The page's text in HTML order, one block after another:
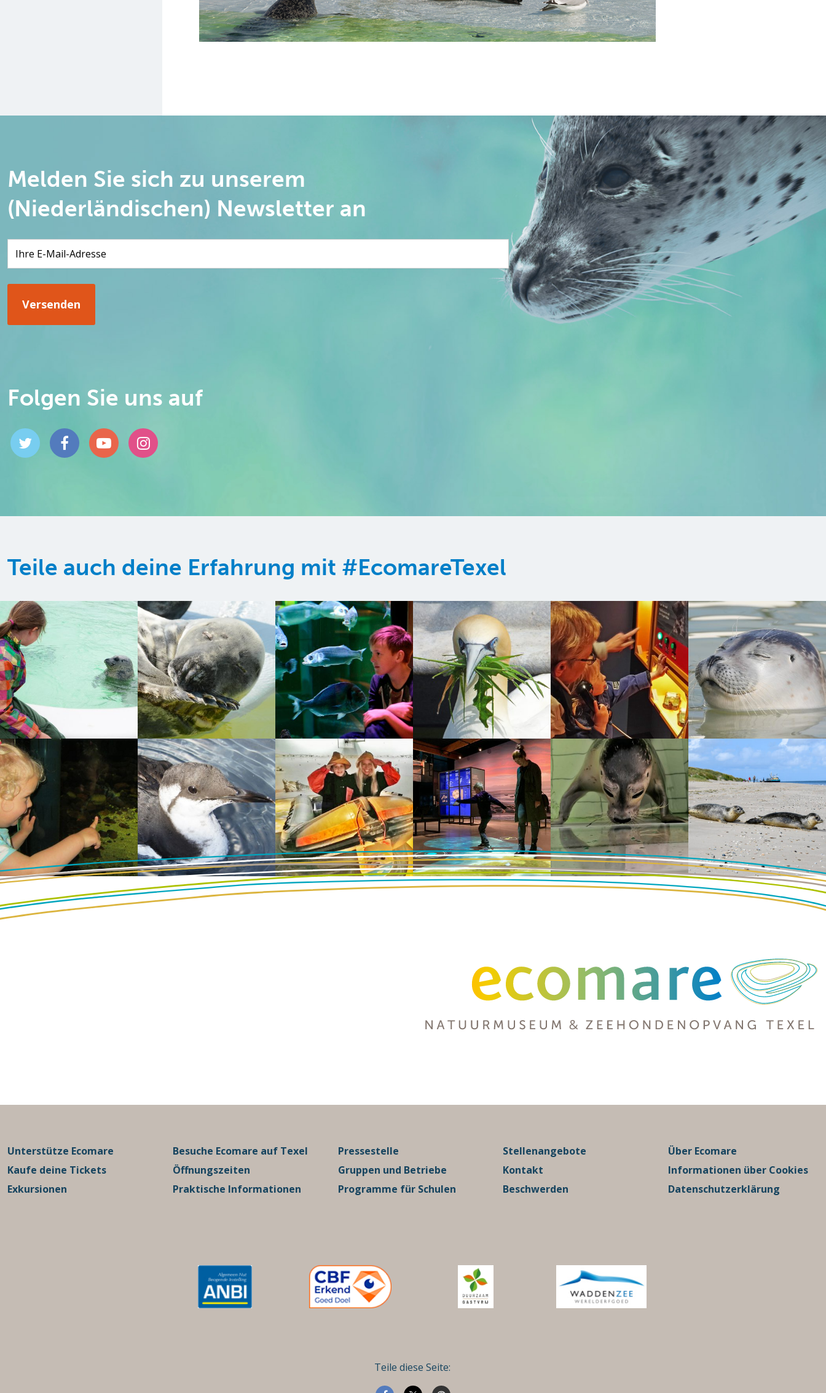
Melden Sie sich zu unserem
(Niederländischen) Newsletter an
Folgen Sie uns auf
Teile auch deine Erfahrung mit #EcomareTexel
Unterstütze Ecomare
Kaufe deine Tickets
Exkursionen
Besuche Ecomare auf Texel
Öffnungszeiten
Praktische Informationen
Pressestelle
Gruppen und Betriebe
Programme für Schulen
Stellenangebote
Kontakt
Beschwerden
Über Ecomare
Informationen über Cookies
Datenschutzerklärung
Teile diese Seite: